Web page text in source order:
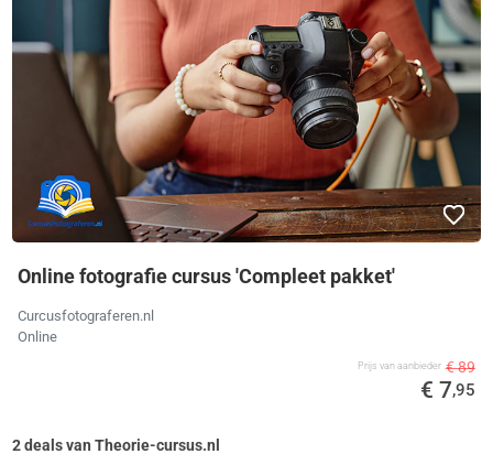
Online fotografie cursus 'Compleet pakket'
Curcusfotograferen.nl
Online
Prijs van aanbieder € 89
€ 7,95
2 deals van Theorie-cursus.nl